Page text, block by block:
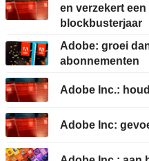
en verzekert een
blockbusterjaar
Adobe: groei
abonnementen
Adobe Inc.:
Adobe Inc: